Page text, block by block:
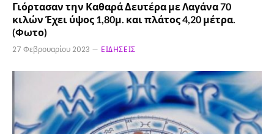
Γιόρτασαν την Καθαρά Δευτέρα με Λαγάνα 70
κιλών Έχει ύψος 1,80μ. και πλάτος 4,20 μέτρα.
(Φωτο)
27 Φεβρουαρίου 2023 ΕΙΔΉΣΕΙΣ